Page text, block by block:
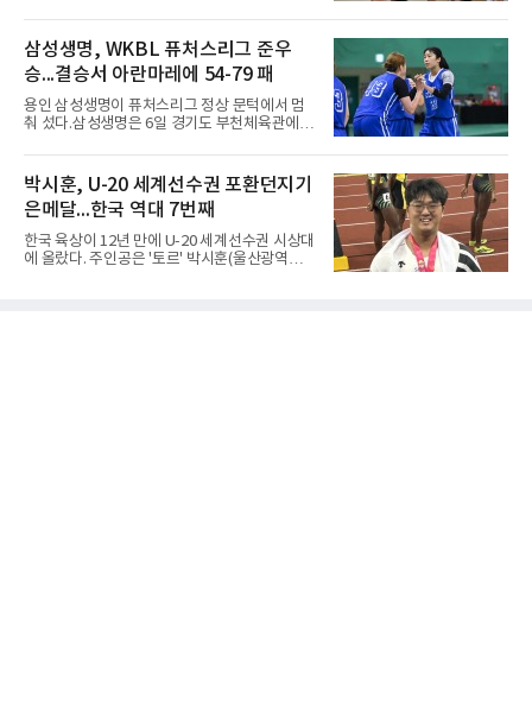
우)’라는 용례도 문헌에서 확인된다. 다만 현대
일본
해남 우슬체육관에서 열린 대회 남고부 예선리
그 H조 1차전에서 부산중앙고를 98-76으로 제
압했다. 박지오가 26점, 김호원이 22점, 정우진
이 19점을 올리는 등 삼각편대의 고른 활약이 승
리를 이끌었다.경복고는 경기 초반부터 박지오
와 김호원의 내·외곽포가 고르게 터지며 주도권
을 잡았다. 전반을 40-34로 앞선 경복고는 후반
다.B조에서는 용산고가 안양고를 98-71로 꺾고
대회 2연승을 달렸다.한편 남중
삼성생명, WKBL 퓨처스리그 준우
승...결승서 아란마레에 54-79 패
용인 삼성생명이 퓨처스리그 정상 문턱에서 멈
춰 섰다.삼성생명은 6일 경기도 부천체육관에서
서 일본여자프로농구 2부 리그 아란마레에 54-
79로 졌다. 이다연이 14점을 넣었으나 20점 9리
바운드를 기록한 바이 쿰바 디야산을 앞세운 상
대를 넘지 못했다.이번 대회에 처음 출전한 아란
마레는 조별리그부터 결승까지 6전 전승을 거뒀
고, 디야산이 최우수선수(MVP)로 뽑혔다.
박시훈, U-20 세계선수권 포환던지기
은메달...한국 역대 7번째
한국 육상이 12년 만에 U-20 세계선수권 시상대
에 올랐다. 주인공은 '토르' 박시훈(울산광역시)